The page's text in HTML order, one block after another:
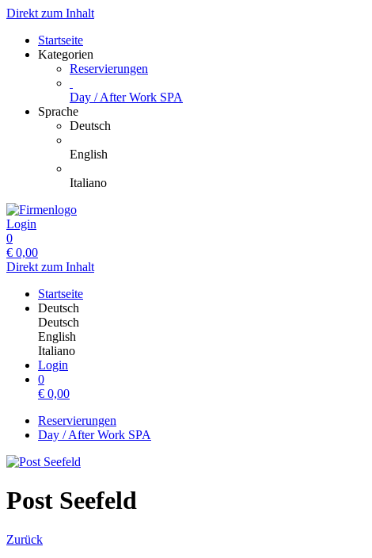
Direkt zum Inhalt
Startseite
Kategorien
Reservierungen
Day / After Work SPA
Sprache
Deutsch
English
Italiano
Login
0
€ 0,00
Direkt zum Inhalt
Startseite
Deutsch
Deutsch
English
Italiano
Login
0
€ 0,00
Reservierungen
Day / After Work SPA
Post Seefeld
Zurück